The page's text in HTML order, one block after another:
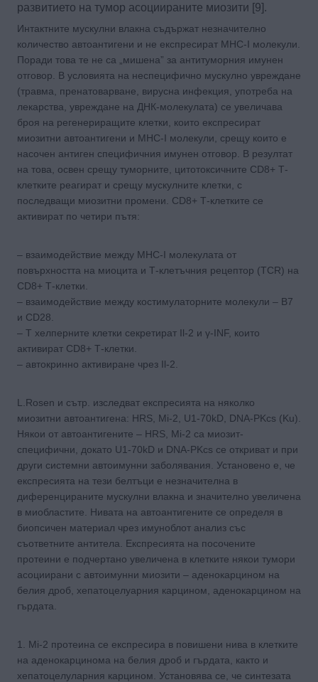
развитието на тумор асоциираните миозити [9].
Интактните мускулни влакна съдържат незначително
количество автоантигени и не експресират MHC-I молекули.
Поради това те не са „мишена” за антитуморния имунен
отговор. В условията на неспецифично мускулно увреждане
(травма, пренатоварване, вирусна инфекция, употреба на
лекарства, увреждане на ДНК-молекулата) се увеличава
броя на регенериращите клетки, които експресират
миозитни автоантигени и MHC-I молекули, срещу които е
насочен антиген специфичния имунен отговор. В резултат
на това, освен срещу туморните, цитотоксичните CD8+ Т-
клетките реагират и срещу мускулните клетки, с
последващи миозитни промени. CD8+ Т-клетките се
активират по четири пътя:
– взаимодействие между MHC-I молекулата от
повърхността на миоцита и Т-клетъчния рецептор (TCR) на
CD8+ Т-клетки.
– взаимодействие между костимулаторните молекули – В7
и CD28.
– Т хелперните клетки секретират Il-2 и γ-INF, които
активират CD8+ Т-клетки.
– автокринно активиране чрез Il-2.
L.Rosen и сътр. изследват експресията на няколко
миозитни автоантигена: HRS, Mi-2, U1-70kD, DNA-PKcs (Ku).
Някои от автоантигените – HRS, Mi-2 са миозит-
специфични, докато U1-70kD и DNA-PKcs се откриват и при
други системни автоимунни заболявания. Установено е, че
експресията на тези белтъци е незначителна в
диференцираните мускулни влакна и значително увеличена
в миобластите. Нивата на автоантигените се определя в
биопсичен материал чрез имуноблот анализ със
съответните антитела. Експресията на посочените
протеини е подчертано увеличена в клетките някои тумори
асоциирани с автоимунни миозити – аденокарцином на
белия дроб, хепатоцелуарния карцином, аденокарцином на
гърдата.
1. Mi-2 протеина се експресира в повишени нива в клетките
на аденокарцинома на белия дроб и гърдата, както и
хепатоцелуларния карцином. Установява се, че синтезата